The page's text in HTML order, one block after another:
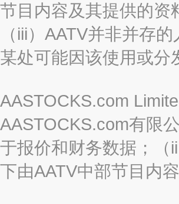
节目内容及其提供的资
（iii）AATV并非并存
某处可能因该使用或分
AASTOCKS.com
AASTOCKS.com有限
于报价和财务数据；（
下由AATV中部节目内